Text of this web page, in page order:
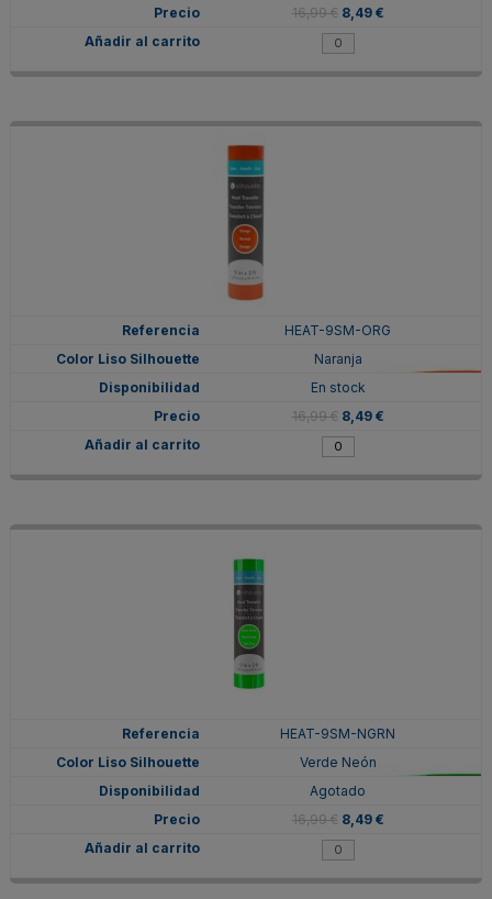
16,99 € 8,49 €
HEAT-9SM-ORG
Naranja
En stock
16,99 € 8,49 €
HEAT-9SM-NGRN
Verde Neón
Agotado
16,99 € 8,49 €